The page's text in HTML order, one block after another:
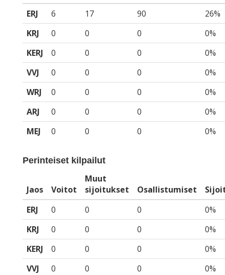
ERJ
6 17 90
26%
KRJ
0 0 0
0%
KERJ
0 0 0
0%
VVJ
0 0 0
0%
WRJ
0 0 0
0%
ARJ
0 0 0
0%
MEJ
0 0 0 0%
Perinteiset kilpailut
Jaos Voitot
Muut
sijoitukset
Osallistumiset
ERJ
0 0 0
0%
KRJ
0 0 0
0%
KERJ
0 0 0
0%
VVJ
0 0 0
0%